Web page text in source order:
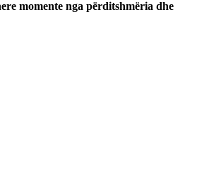
momente nga përditshmëria dhe